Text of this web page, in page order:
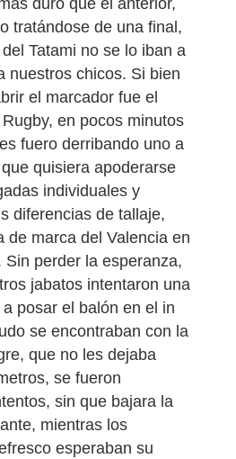
duro que el anterior,
tratándose de una final,
Tatami no se lo iban a
nuestros chicos. Si bien
el marcador fue el
en pocos minutos
fuero derribando uno a
quisiera apoderarse
individuales y
diferencias de tallaje,
de marca del Valencia en
perder la esperanza,
jabatos intentaron una
posar el balón en el in
se encontraban con la
que no les dejaba
se fueron
sin que bajara la
mientras los
esperaban su